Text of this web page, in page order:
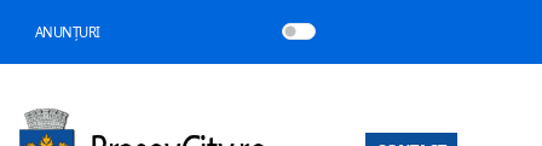
ANUNȚURI